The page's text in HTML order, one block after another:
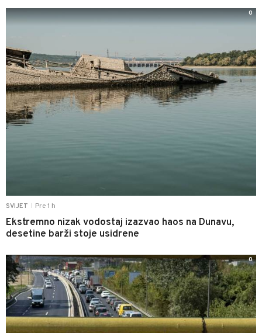
SVIJET Pre 1 h
Ekstremno nizak vodostaj izazvao haos na Dunavu,
desetine barži stoje usidrene
0
0